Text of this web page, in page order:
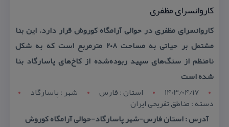
كاروانسرای مظفری
كاروانسرای مظفری در حوالی آرامگاه كوروش قرار دارد. این بنا
مشتمل بر حیاتی به مساحت ۲۰۸ مترمربع است كه به شكل
نامنظم از سنگ‌های سپید ربوده‌شده از كاخ‌های پاسارگاد بنا
شده است
1403/04/17
استان : فارس شهر : پاسارگاد
دسته : مناطق تفریحی ایران
آدرس : استان فارس-شهر پاسارگاد-حوالی آرامگاه كوروش